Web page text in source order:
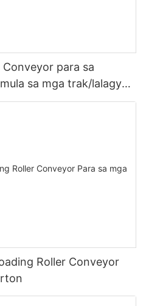
para sa
sa mga trak/lalagyan
Roller Conveyor